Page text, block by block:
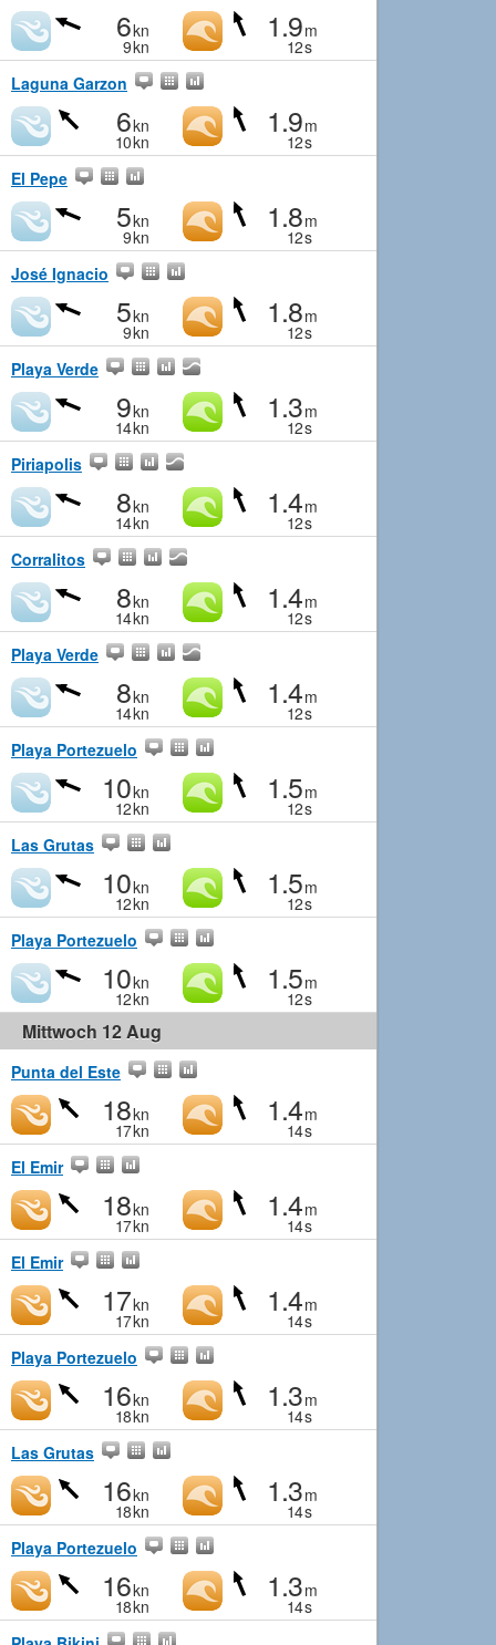
6kn
9kn
1.9m
12s
Laguna Garzon
6kn
10kn
1.9m
12s
El Pepe
5kn
9kn
1.8m
12s
José Ignacio
5kn
9kn
1.8m
12s
Playa Verde
9kn
14kn
1.3m
12s
Piriapolis
8kn
14kn
1.4m
12s
Corralitos
8kn
14kn
1.4m
12s
Playa Verde
8kn
14kn
1.4m
12s
Playa Portezuelo
10kn
12kn
1.5m
12s
Las Grutas
10kn
12kn
1.5m
12s
Playa Portezuelo
10kn
12kn
1.5m
12s
Mittwoch 12 Aug
Punta del Este
18kn
17kn
1.4m
14s
El Emir
18kn
17kn
1.4m
14s
El Emir
17kn
17kn
1.4m
14s
Playa Portezuelo
16kn
18kn
1.3m
14s
Las Grutas
16kn
18kn
1.3m
14s
Playa Portezuelo
16kn
18kn
1.3m
14s